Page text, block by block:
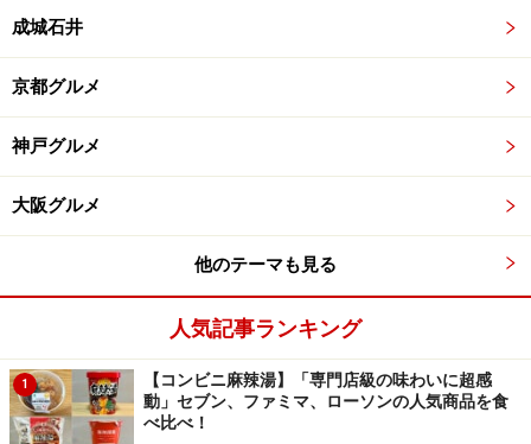
成城石井
京都グルメ
神戸グルメ
大阪グルメ
他のテーマも見る
人気記事ランキング
1
【コンビニ麻辣湯】「専門店級の味わいに超感
動」セブン、ファミマ、ローソンの人気商品を食
べ比べ！